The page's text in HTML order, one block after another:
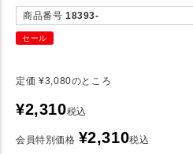
商品番号 18393-
セール
定価 ¥3,080のところ
¥2,310税込
会員特別価格 ¥2,310税込